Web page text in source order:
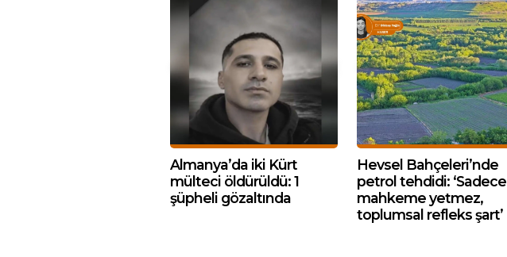
Almanya’da iki Kürt
mülteci öldürüldü: 1
şüpheli gözaltında
Hevsel Bahçeleri’nde
petrol tehdidi: ‘Sadece
mahkeme yetmez,
toplumsal refleks şart’